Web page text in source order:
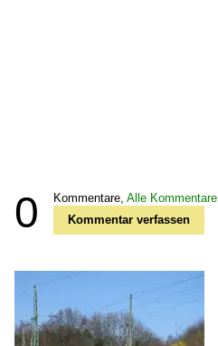
0 Kommentare, Alle Kommentare
Kommentar verfassen